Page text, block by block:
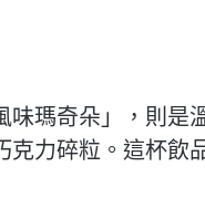
瑪奇朵」，則是
力碎粒。這杯飲